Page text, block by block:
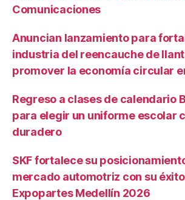
Comunicaciones
Anuncian lanzamiento para
industria del reencauche de
promover la economía circular
Regreso a clases de calendario
para elegir un uniforme escolar
duradero
SKF fortalece su
mercado automotriz con su
Expopartes Medellín 2026